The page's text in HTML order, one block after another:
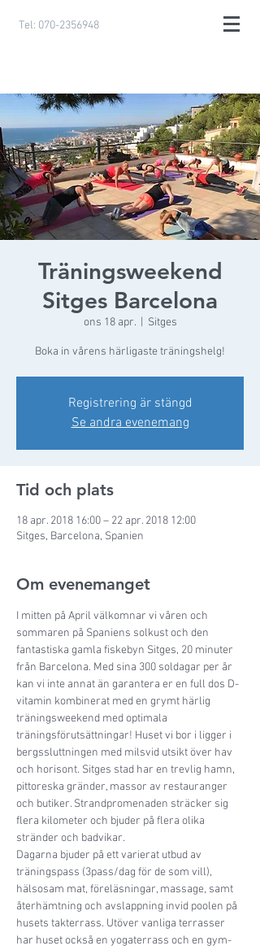
Tel: 070-2356948
Träningsweekend
Sitges Barcelona
ons 18 apr.
  |
Sitges
Boka in vårens härligaste träningshelg!
Registrering är stängd
Se andra evenemang
Tid och plats
18 apr. 2018 16:00 – 22 apr. 2018 12:00
Sitges, Barcelona, Spanien
Om evenemanget
I mitten på April välkomnar vi våren och
sommaren på Spaniens solkust och den
fantastiska gamla fiskebyn Sitges, 20 minuter
från Barcelona. Med sina 300 soldagar per år
kan vi inte annat än garantera er en full dos D-
vitamin kombinerat med en grymt härlig
träningsweekend med optimala
träningsförutsättningar! Huset vi bor i ligger i
bergssluttningen med milsvid utsikt över hav
och horisont. Sitges stad har en trevlig hamn,
pittoreska gränder, massor av restauranger
och butiker. Strandpromenaden sträcker sig
flera kilometer och bjuder på flera olika
stränder och badvikar.
Dagarna bjuder på ett varierat utbud av
träningspass (3pass/dag för de som vill),
hälsosam mat, föreläsningar, massage, samt
återhämtning och avslappning invid poolen på
husets takterrass. Utöver vanliga terrasser
har huset också en yogaterrass och en gym-